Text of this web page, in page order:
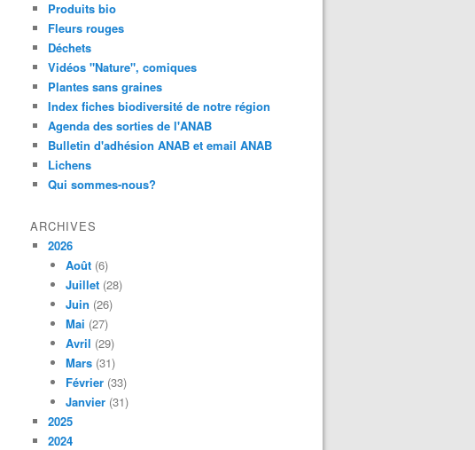
Produits bio
Fleurs rouges
Déchets
Vidéos "Nature", comiques
Plantes sans graines
Index fiches biodiversité de notre région
Agenda des sorties de l'ANAB
Bulletin d'adhésion ANAB et email ANAB
Lichens
Qui sommes-nous?
ARCHIVES
2026
Août (6)
Juillet (28)
Juin (26)
Mai (27)
Avril (29)
Mars (31)
Février (33)
Janvier (31)
2025
2024